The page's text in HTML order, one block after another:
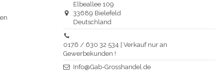
Elbeallee 109
33689 Bielefeld
Deutschland
0176 / 630 32 534 | Verkauf nur an
Gewerbekunden !
Info@Gab-Grosshandel.de